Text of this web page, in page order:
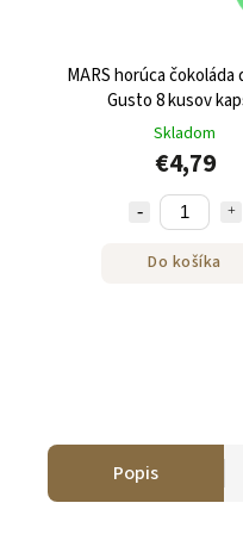
MARS horúca čokoláda
Gusto 8 kusov
Skladom
€4,79
Do košíka
Popis